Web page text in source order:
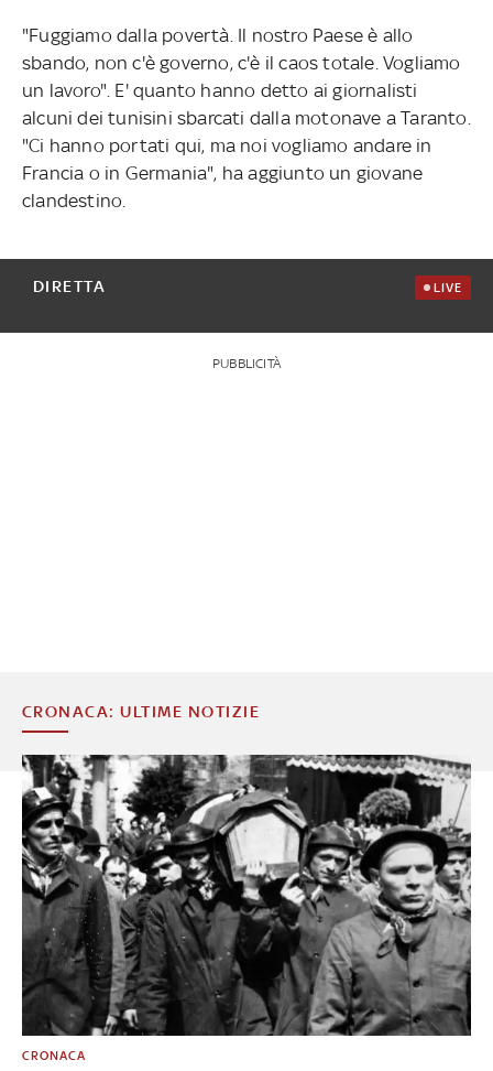
"Fuggiamo dalla povertà. Il nostro Paese è allo
sbando, non c'è governo, c'è il caos totale. Vogliamo
un lavoro". E' quanto hanno detto ai giornalisti
alcuni dei tunisini sbarcati dalla motonave a Taranto.
"Ci hanno portati qui, ma noi vogliamo andare in
Francia o in Germania", ha aggiunto un giovane
clandestino.
DIRETTA LIVE
PUBBLICITÀ
CRONACA: ULTIME NOTIZIE
CRONACA